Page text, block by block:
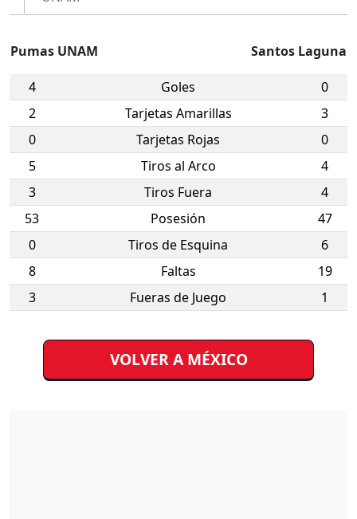
Pumas UNAM Santos Laguna
4 Goles
0
2
Tarjetas Amarillas
3
0
Tarjetas Rojas
0
5
Tiros al Arco
4
3
Tiros Fuera
4
53
Posesión
47
0
Tiros de Esquina
6
8
Faltas
19
3
Fueras de Juego 1
VOLVER A MÉXICO